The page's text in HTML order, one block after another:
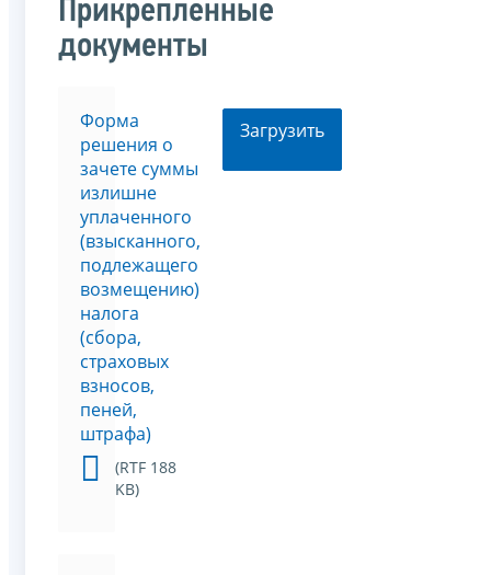
Прикрепленные
документы
Форма
решения о
зачете суммы
излишне
уплаченного
(взысканного,
подлежащего
возмещению)
налога
(сбора,
страховых
взносов,
пеней,
штрафа)
(RTF 188
KB)
Загрузить